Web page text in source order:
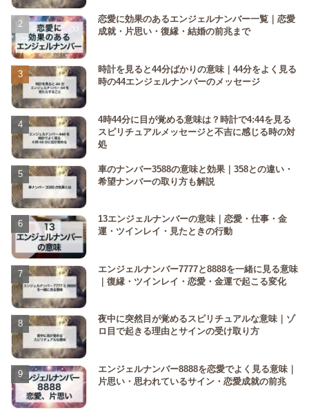
恋愛に効果のあるエンジェルナンバー一覧｜恋愛
成就・片思い・復縁・結婚の前兆まで
時計を見ると44分ばかりの意味｜44分をよく見る
時の44エンジェルナンバーのメッセージ
4時44分に目が覚める意味は？時計で4:44を見る
スピリチュアルメッセージと不吉に感じる時の対
処
車のナンバー3588の意味と効果｜358との違い・
希望ナンバーの取り方も解説
13エンジェルナンバーの意味｜恋愛・仕事・金
運・ツインレイ・見たときの行動
エンジェルナンバー7777と8888を一緒に見る意味
｜復縁・ツインレイ・恋愛・金運で起こる変化
夜中に突然目が覚めるスピリチュアルな意味｜ゾ
ロ目で起きる理由とサインの受け取り方
エンジェルナンバー8888を恋愛でよく見る意味｜
片思い・思われているサイン・恋愛成就の前兆